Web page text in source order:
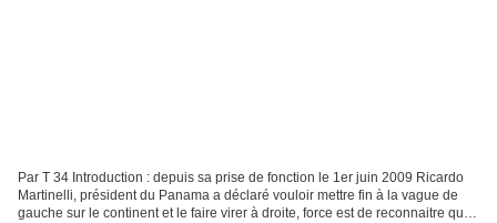
Par T 34 Introduction : depuis sa prise de fonction le 1er juin 2009 Ricardo
Martinelli, président du Panama a déclaré vouloir mettre fin à la vague de
gauche sur le continent et le faire virer à droite, force est de reconnaitre qu’il